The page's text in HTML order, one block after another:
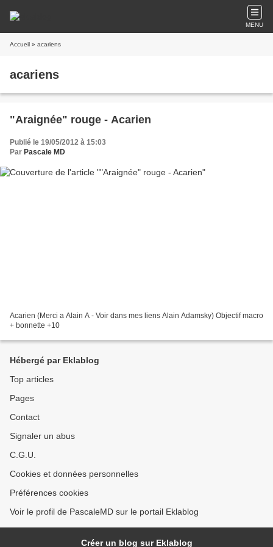
MENU
Accueil » acariens
acariens
"Araignée" rouge - Acarien
Publié le 19/05/2012 à 15:03
Par Pascale MD
Acarien (Merci a Alain A - Voir dans mes liens Alain Adamsky) Objectif macro
+ bonnette +10
Hébergé par Eklablog
Top articles
Pages
Contact
Signaler un abus
C.G.U.
Cookies et données personnelles
Préférences cookies
Voir le profil de PascaleMD sur le portail Eklablog
Créer un blog sur Eklablog